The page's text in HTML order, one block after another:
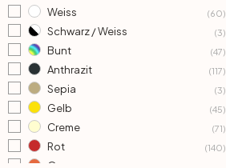
Jugendzimmer
Bad
Flur
Küche
Flur
Wohnzimmer
Schlafzimmer
Kinderzimmer
Weiss (60)
Schwarz / Weiss (3)
Bunt (47)
Anthrazit (117)
Sepia (3)
Gelb (45)
Creme (71)
Rot (140)
Orange